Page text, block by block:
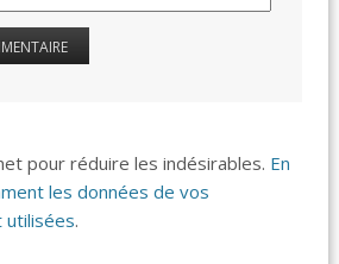
pour réduire les indésirables. En
les données de vos
utilisées.